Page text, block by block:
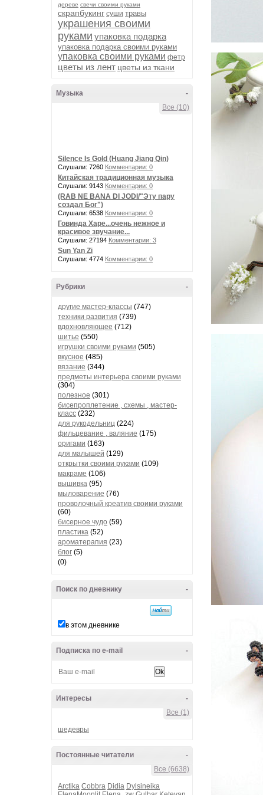
дереве свечи своими руками
скрапбукинг суши травы
украшения своими
руками упаковка подарка
упаковка подарка своими руками
упаковка своими руками фетр
цветы из лент цветы из ткани
-
Музыка
Все (10)
Silence Is Gold (Huang Jiang Qin)
Слушали: 7260 Комментарии: 0
Китайская традиционная музыка
Слушали: 9143 Комментарии: 0
(RAB NE BANA DI JODI/"Эту пару
создал Бог")
Слушали: 6538 Комментарии: 0
Говинда Харе...очень нежное и
красивое звучание...
Слушали: 27194 Комментарии: 3
Sun Yan Zi
Слушали: 4774 Комментарии: 0
-
Рубрики
другие мастер-классы (747)
техники развития (739)
вдохновляющее (712)
шитье (550)
игрушки своими руками (505)
вкусное (485)
вязание (344)
предметы интерьера своими руками
(304)
полезное (301)
бисепроплетение , схемы , мастер-
класс (232)
для рукодельниц (224)
фильцевание , валяние (175)
оригами (163)
для малышей (129)
открытки своими руками (109)
макраме (106)
вышивка (95)
мыловарение (76)
проволочный креатив своими руками
(60)
бисерное чудо (59)
пластика (52)
ароматерапия (23)
блог (5)
(0)
-
Поиск по дневнику
в этом дневнике
-
Подписка по e-mail
-
Интересы
Все (1)
шедевры
-
Постоянные читатели
Все (6638)
Arctika Cobbra Didia Dylsineika